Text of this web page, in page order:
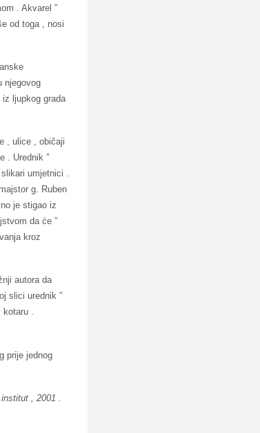
. Akvarel ”
od toga , nosi
njegovog
ljupkog grada
, ulice , običaji
. Urednik ”
umjetnici .
g. Ruben
je stigao iz
da će ”
kroz
autora da
slici urednik ”
kotaru .
prije jednog
, 2001 .